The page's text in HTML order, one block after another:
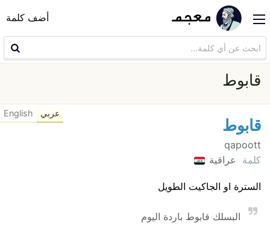
أضف كلمة
قابوط
قابوط
qapoott
كلمة
عراقية
السترة او الجاكيت الطويل
البسلك قابوط باردة اليوم
عربي English